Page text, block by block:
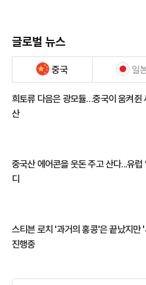
글로벌 뉴스
중국 일
희토류 다음은 광모듈…중국이 움켜쥔
산
중국산 에어콘을 웃돈 주고 산다...유럽
디
스티븐 로치 '과거의 홍콩'은 끝났지만
진행중